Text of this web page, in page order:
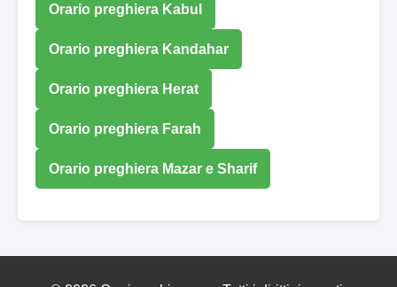
Orario preghiera Kabul
Orario preghiera Kandahar
Orario preghiera Herat
Orario preghiera Farah
Orario preghiera Mazar e Sharif